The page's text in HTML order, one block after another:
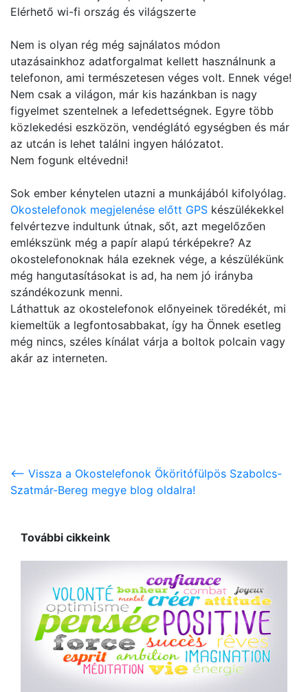
Elérhető wi-fi ország és világszerte
Nem is olyan rég még sajnálatos módon
utazásainkhoz adatforgalmat kellett használnunk a
telefonon, ami természetesen véges volt. Ennek vége!
Nem csak a világon, már kis hazánkban is nagy
figyelmet szentelnek a lefedettségnek. Egyre több
közlekedési eszközön, vendéglátó egységben és már
az utcán is lehet találni ingyen hálózatot.
Nem fogunk eltévedni!
Sok ember kénytelen utazni a munkájából kifolyólag.
Okostelefonok megjelenése előtt GPS készülékekkel
felvértezve indultunk útnak, sőt, azt megelőzően
emlékszünk még a papír alapú térképekre? Az
okostelefonoknak hála ezeknek vége, a készülékünk
még hangutasításokat is ad, ha nem jó irányba
szándékozunk menni.
Láthattuk az okostelefonok előnyeinek töredékét, mi
kiemeltük a legfontosabbakat, így ha Önnek esetleg
még nincs, széles kínálat várja a boltok polcain vagy
akár az interneten.
<-- Vissza a Okostelefonok Ököritófülpös Szabolcs-
Szatmár-Bereg megye blog oldalra!
További cikkeink